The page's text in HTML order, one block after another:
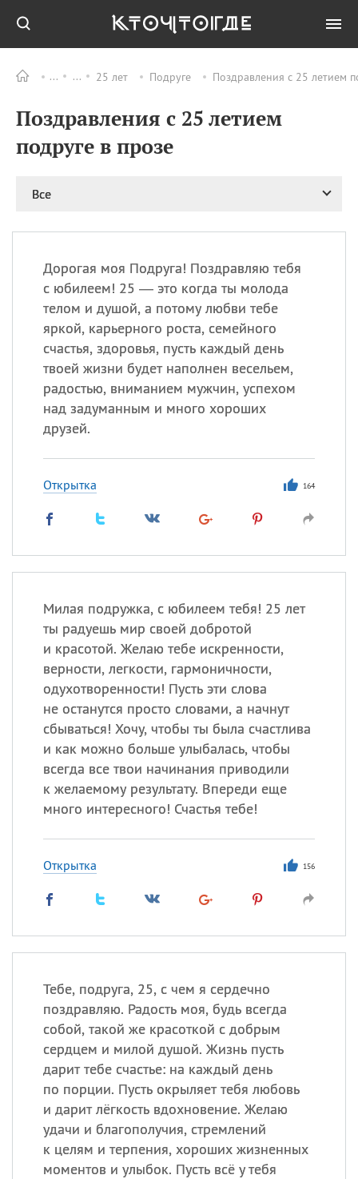
25 лет Подруге Поздравления с 25 летием
Поздравления с 25 летием
подруге в прозе
Все
Дорогая моя Подруга! Поздравляю тебя
с юбилеем! 25 — это когда ты молода
телом и душой, а потому любви тебе
яркой, карьерного роста, семейного
счастья, здоровья, пусть каждый день
твоей жизни будет наполнен весельем,
радостью, вниманием мужчин, успехом
над задуманным и много хороших
друзей.
Открытка 164
Милая подружка, с юбилеем тебя! 25 лет
ты радуешь мир своей добротой
и красотой. Желаю тебе искренности,
верности, легкости, гармоничности,
одухотворенности! Пусть эти слова
не останутся просто словами, а начнут
сбываться! Хочу, чтобы ты была счастлива
и как можно больше улыбалась, чтобы
всегда все твои начинания приводили
к желаемому результату. Впереди еще
много интересного! Счастья тебе!
Открытка 156
Тебе, подруга, 25, с чем я сердечно
поздравляю. Радость моя, будь всегда
собой, такой же красоткой с добрым
сердцем и милой душой. Жизнь пусть
дарит тебе счастье: на каждый день
по порции. Пусть окрыляет тебя любовь
и дарит лёгкость вдохновение. Желаю
удачи и благополучия, стремлений
к целям и терпения, хороших жизненных
моментов и улыбок. Пусть всё у тебя
ПРАЗДНИКИ Все
06.08
Преображение
Господне у западных
Романа и Давида
07.08
День ассирийских
мучеников
Национальный день
маяка
07.08
Годовщина битвы при
Бояка
ИМЕНА
, Афанасий,Борис
происхождение